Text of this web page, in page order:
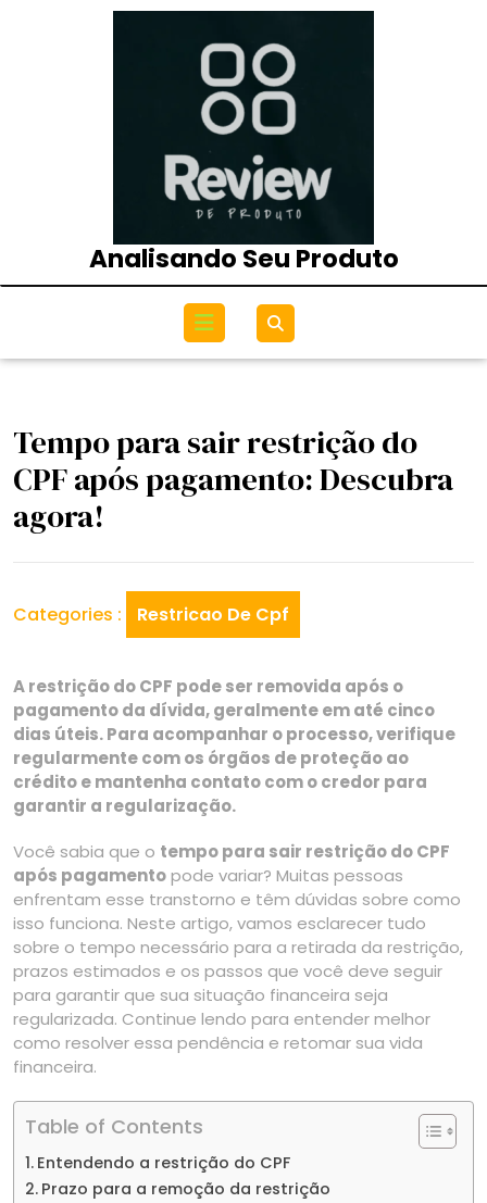
Analisando Seu Produto
Open
Menu
Tempo para sair restrição do
CPF após pagamento: Descubra
agora!
Categories : Restricao De Cpf
A restrição do CPF pode ser removida após o
pagamento da dívida, geralmente em até cinco
dias úteis. Para acompanhar o processo, verifique
regularmente com os órgãos de proteção ao
crédito e mantenha contato com o credor para
garantir a regularização.
Você sabia que o tempo para sair restrição do CPF
após pagamentopode variar? Muitas pessoas
enfrentam esse transtorno e têm dúvidas sobre como
isso funciona. Neste artigo, vamos esclarecer tudo
sobre o tempo necessário para a retirada da restrição,
prazos estimados e os passos que você deve seguir
para garantir que sua situação financeira seja
regularizada. Continue lendo para entender melhor
como resolver essa pendência e retomar sua vida
financeira.
Table of Contents
Entendendo a restrição do CPF
Prazo para a remoção da restrição